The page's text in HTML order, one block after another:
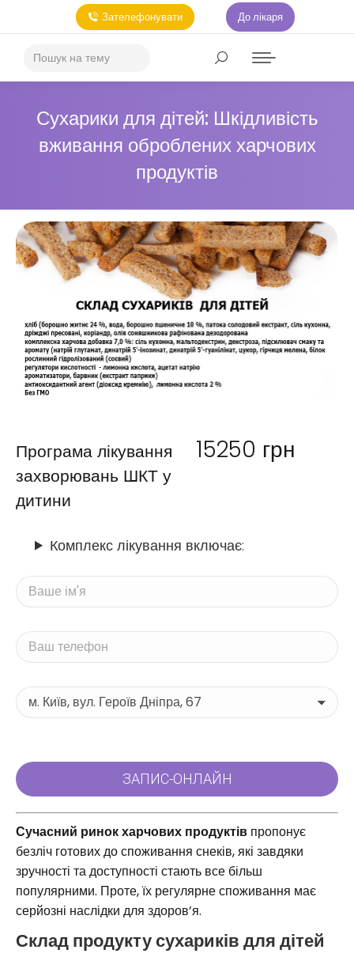
Зателефонувати До лікаря
Сухарики для дітей: Шкідливість
вживання оброблених харчових
продуктів
Програма лікування
захворювань ШКТ у
дитини
15250 грн
Комплекс лікування включає:
Сучасний ринок харчових продуктів пропонує
безліч готових до споживання снеків, які завдяки
зручності та доступності стають все більш
популярними. Проте, їх регулярне споживання має
серйозні наслідки для здоров’я.
Склад продукту сухариків для дітей